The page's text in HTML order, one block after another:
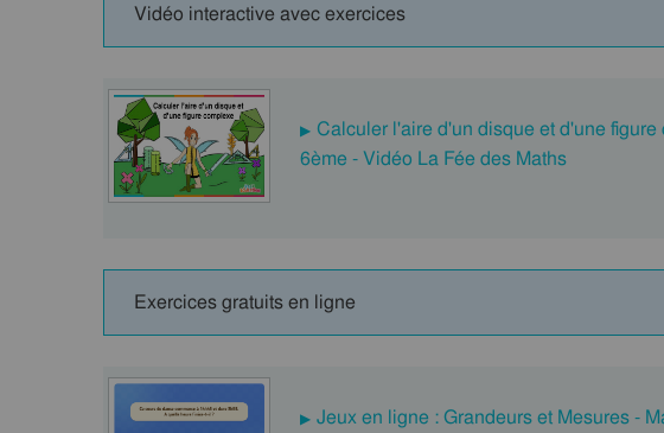
Vidéo interactive avec exercices
Calculer l'aire d'un disque et d'une
6ème - Vidéo La Fée des Maths
Exercices gratuits en ligne
Jeux en ligne : Grandeurs et Mesures -